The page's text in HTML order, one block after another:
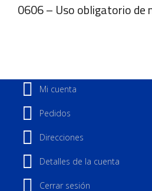
0606 – Uso obligatorio de
Mi cuenta
Pedidos
Direcciones
Detalles de la cuenta
Cerrar sesión